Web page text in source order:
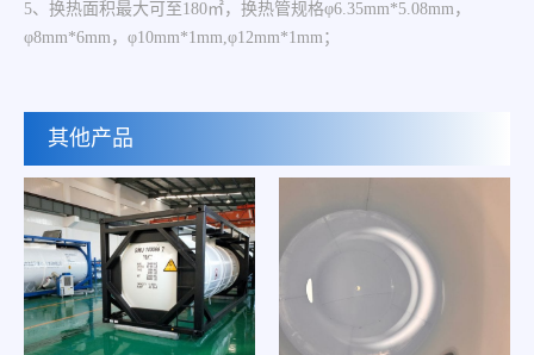
5、换热面积最大可至180㎡，换热管规格φ6.35mm*5.08mm，
φ8mm*6mm，φ10mm*1mm,φ12mm*1mm；
其他产品